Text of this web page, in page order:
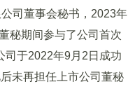
司董事会秘书，2023年
秘期间参与了公司首次
司于2022年9月2日成功
未再担任上市公司董秘